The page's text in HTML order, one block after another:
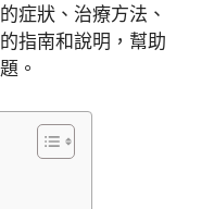
症狀、治療方法、
指南和說明，幫助
。